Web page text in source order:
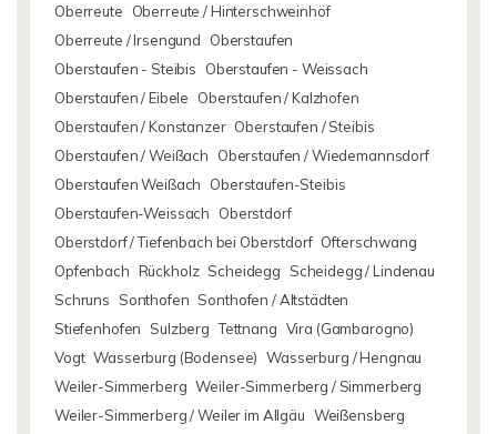
Oberreute
Oberreute / Hinterschweinhöf
Oberreute / Irsengund
Oberstaufen
Oberstaufen - Steibis
Oberstaufen - Weissach
Oberstaufen / Eibele
Oberstaufen / Kalzhofen
Oberstaufen / Konstanzer Oberstaufen / Steibis
Oberstaufen / Weißach
Oberstaufen / Wiedemannsdorf
Oberstaufen Weißach
Oberstaufen-Steibis
Oberstaufen-Weissach
Oberstdorf
Oberstdorf / Tiefenbach bei Oberstdorf Ofterschwang
Opfenbach Rückholz Scheidegg
Scheidegg / Lindenau
Schruns
Sonthofen Sonthofen / Altstädten
Stiefenhofen
Sulzberg Tettnang Vira (Gambarogno)
Vogt Wasserburg (Bodensee) Wasserburg / Hengnau
Weiler-Simmerberg Weiler-Simmerberg / Simmerberg
Weiler-Simmerberg / Weiler im Allgäu Weißensberg